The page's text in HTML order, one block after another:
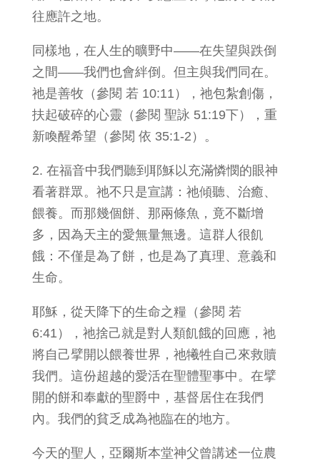
往應許之地。
同樣地，在人生的曠野中——在失望與跌倒
之間——我們也會絆倒。但主與我們同在。
祂是善牧（參閱 若 10:11），祂包紮創傷，
扶起破碎的心靈（參閱 聖詠 51:19下），重
新喚醒希望（參閱 依 35:1-2）。
2. 在福音中我們聽到耶穌以充滿憐憫的眼神
看著群眾。祂不只是宣講：祂傾聽、治癒、
餵養。而那幾個餅、那兩條魚，竟不斷增
多，因為天主的愛無量無邊。這群人很飢
餓：不僅是為了餅，也是為了真理、意義和
生命。
耶穌，從天降下的生命之糧（參閱 若
6:41），祂捨己就是對人類飢餓的回應，祂
將自己擘開以餵養世界，祂犧牲自己來救贖
我們。這份超越的愛活在聖體聖事中。在擘
開的餅和奉獻的聖爵中，基督居住在我們
內。我們的貧乏成為祂臨在的地方。
今天的聖人，亞爾斯本堂神父曾講述一位農